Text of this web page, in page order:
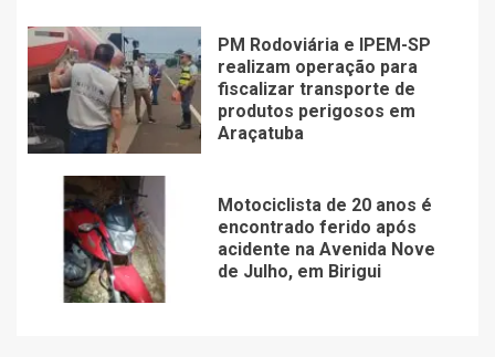
PM Rodoviária e IPEM-SP
realizam operação para
fiscalizar transporte de
produtos perigosos em
Araçatuba
Motociclista de 20 anos é
encontrado ferido após
acidente na Avenida Nove
de Julho, em Birigui